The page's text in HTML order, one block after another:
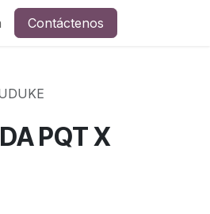
Contáctenos
PQT X